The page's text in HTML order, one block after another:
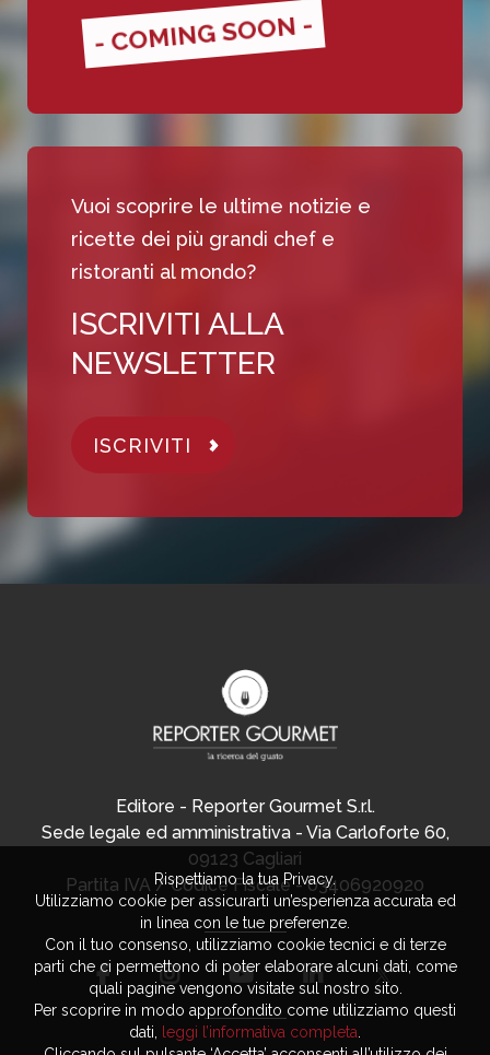
- COMING SOON -
Vuoi scoprire le ultime notizie e
ricette dei più grandi chef e
ristoranti al mondo?
ISCRIVITI ALLA
NEWSLETTER
ISCRIVITI
Editore - Reporter Gourmet S.r.l.
Sede legale ed amministrativa - Via Carloforte 60,
09123 Cagliari
Partita IVA / Codice Fiscale - 03406920920
Rispettiamo la tua Privacy.
Utilizziamo cookie per assicurarti un’esperienza accurata ed
in linea con le tue preferenze.
Con il tuo consenso, utilizziamo cookie tecnici e di terze
parti che ci permettono di poter elaborare alcuni dati, come
quali pagine vengono visitate sul nostro sito.
Per scoprire in modo approfondito come utilizziamo questi
dati,
leggi l’informativa completa